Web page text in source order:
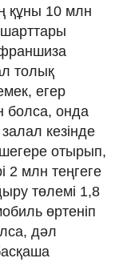
құны 10 млн
толық
егер
болса, онда
кезінде
отырып,
2 млн теңгеге
төлемі 1,8
өртеніп
дәл